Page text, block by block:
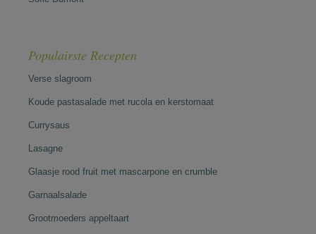
Populairste Recepten
Verse slagroom
Koude pastasalade met rucola en kerstomaat
Currysaus
Lasagne
Glaasje rood fruit met mascarpone en crumble
Garnaalsalade
Grootmoeders appeltaart